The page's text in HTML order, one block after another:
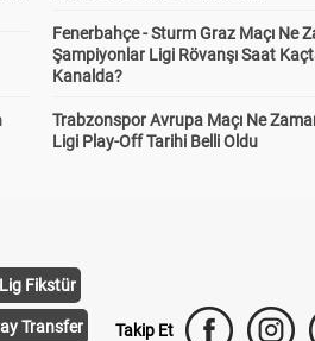
Fenerbahçe - Sturm Graz Maçı Ne
Şampiyonlar Ligi Rövanşı Saat
Kanalda?
Trabzonspor Avrupa Maçı Ne
Ligi Play-Off Tarihi Belli Oldu
Fikstür
Transfer Takip Et